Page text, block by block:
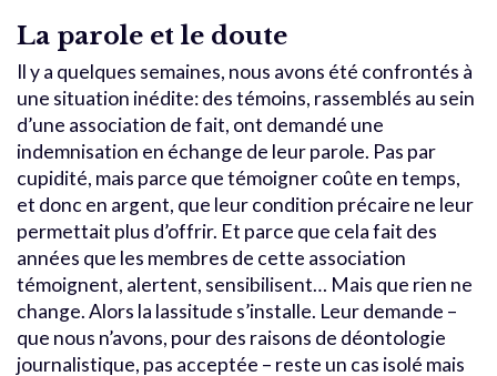
La parole et le doute
Il y a quelques semaines, nous avons été confrontés à
une situation inédite: des témoins, rassemblés au sein
d’une association de fait, ont demandé une
indemnisation en échange de leur parole. Pas par
cupidité, mais parce que témoigner coûte en temps,
et donc en argent, que leur condition précaire ne leur
permettait plus d’offrir. Et parce que cela fait des
années que les membres de cette association
témoignent, alertent, sensibilisent… Mais que rien ne
change. Alors la lassitude s’installe. Leur demande –
que nous n’avons, pour des raisons de déontologie
journalistique, pas acceptée – reste un cas isolé mais